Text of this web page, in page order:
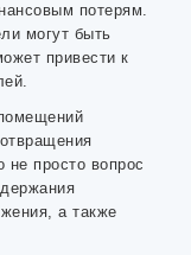
потерям.
могут быть
привести к
не просто вопрос
а также